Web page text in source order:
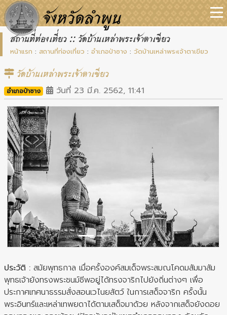
สถานที่ท่องเที่ยว :: วัดบ้านเหล่าพระเจ้าตาเขียว
หน้าแรก : สถานที่ท่องเที่ยว : อำเภอป่าซาง : วัดบ้านเหล่าพระเจ้าตาเขียว
วัดบ้านเหล่าพระเจ้าตาเขียว
อำเภอป่าซาง วันที่ 23 มี.ค. 2562, 11:41
Previous Next
ประวัติ : สมัยพุทธกาล เมื่อครั้งองค์สมเด็จพระสมณโคดมสัมมาสัม
พุทธเจ้ายังทรงพระชนม์ชีพอยู่ได้ทรงจาริกไปยังถิ่นต่างๆ เพื่อ
ประกาศเทศนาธรรมสั่งสอนเวไนยสัตว์ ในการเสด็จจาริก ครั้งนั้น
พระอินทร์และเหล่าเทพยดาได้ตามเสด็จมาด้วย หลังจากเสด็จยังดอย